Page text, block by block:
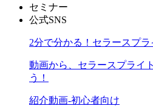
セミナー
公式SNS
2分で分かる！セラースプラ
動画から、セラースプライ
う！
紹介動画-初心者向け